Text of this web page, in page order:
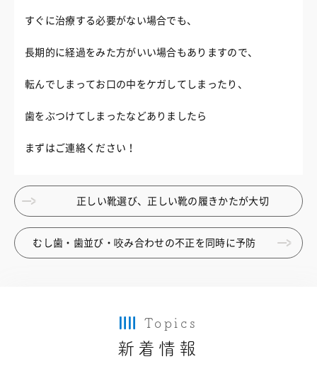
すぐに治療する必要がない場合でも、
長期的に経過をみた方がいい場合もありますので、
転んでしまってお口の中をケガしてしまったり、
歯をぶつけてしまったなどありましたら
まずはご連絡ください！
正しい靴選び、正しい靴の履きかたが大切
むし歯・歯並び・咬み合わせの不正を同時に予防
Topics
新着情報